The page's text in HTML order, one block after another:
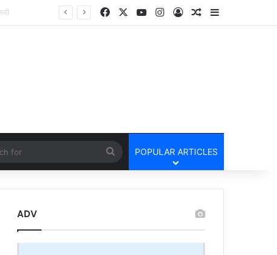
FacebookYouTubeInstagram
Log InRandom Article
Sidebar
Search
for
POPULAR ARTICLES
ADV